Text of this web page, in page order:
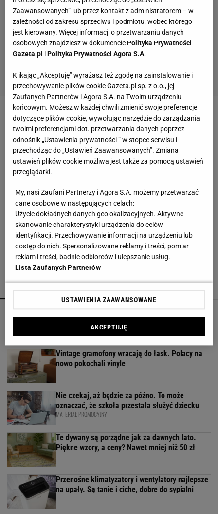
Najpiękniejsze kubki z Pepco. Kosztują grosze,
a wyglądają jak małe dzieła sztuki
KUBEK KUBEK ŚWIĄTECZNY PEPCO ŚWIĄTECZNE DEKORACJE
Te świąteczne dekoracje zachwycą każdego! To
najmodniejsze rozwiązania na 2024 rok
Świąteczne dekoracje już na wyprzedaży! W
tym popularnym sklepie kupisz je za ułamek
ceny
BOMBKI BOMBKI NA CHOINKĘ CHOINKA ŚWIATEŁKA
POPULARNE NAJNOWSZE
Kompaktowa bieżnia do małego mieszkania.
Vintage gramofony wracają do łask. Polacy na
nowo pokochali vinyle
Nie czekaj, aż będzie za późno. To może
oznaczać, że szkoła przestała służyć dziecku
MATERIAŁ PROMOCYJNY
Te dywany są porządne jak za dawnych lato.
Piękne wzory, a ceny? Nawet mniej niż 50 zł
Przenośne klimatyzatory i wentylatory najlepsze
na upały. Są tanie i ciche, dobre do sypialni
Zaawansowanych” lub przez kontakt z administratorem – w
zależności od zakresu sprzeciwu i podmiotu, wobec którego
jest kierowany. Więcej informacji o przetwarzaniu danych
osobowych znajdziesz w dokumenciePolityka Prywatności
Gazeta.pl iPolityka Prywatności Agora S.A.
Klikając „Akceptuję” wyrażasz też zgodę na zainstalowanie i
przechowywanie plików cookie Gazeta.pl sp. z o.o., jej
Zaufanych Partnerów i Agora S.A. na Twoim urządzeniu
końcowym. Możesz w każdej chwili zmienić swoje preferencje
dotyczące plików cookie, wywołując narzędzie do zarządzania
twoimi preferencjami dot. przetwarzania danych poprzez
odnośnik „Ustawienia prywatności ” w stopce serwisu i
przechodząc do „Ustawień Zaawansowanych”. Zmiana
ustawień plików cookie możliwa jest także za pomocą ustawień
przeglądarki.
My, nasi Zaufani Partnerzy i Agora S.A. możemy przetwarzać
dane osobowe w następujących celach:
Użycie dokładnych danych geolokalizacyjnych. Aktywne
skanowanie charakterystyki urządzenia do celów
identyfikacji. Przechowywanie informacji na urządzeniu lub
dostęp do nich. Spersonalizowane reklamy i treści, pomiar
reklam i treści, badnie odbiorców i ulepszanie usług.
Lista Zaufanych Partnerów
USTAWIENIA ZAAWANSOWANE
AKCEPTUJĘ